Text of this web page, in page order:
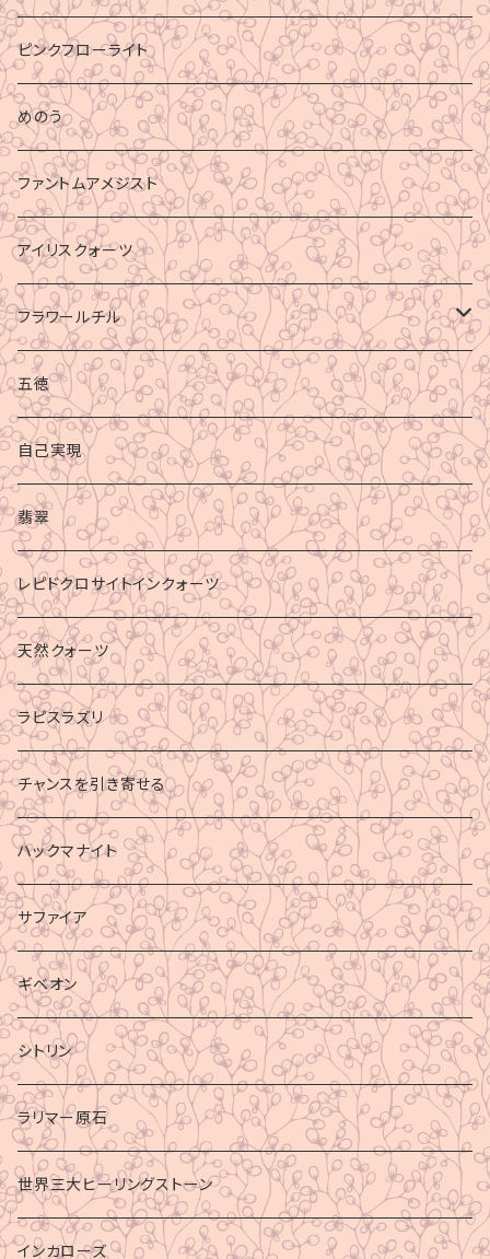
ピンクフローライト
めのう
ファントムアメジスト
アイリスクォーツ
フラワールチル
心身の癒し
グラウディング
マイナスエネルギーからの防御
ビジネス成功
財運
五徳
自己実現
翡翠
レピドクロサイトインクォーツ
天然クォーツ
ラピスラズリ
チャンスを引き寄せる
ハックマナイト
サファイア
ギベオン
シトリン
ラリマー原石
世界三大ヒーリングストーン
インカローズ